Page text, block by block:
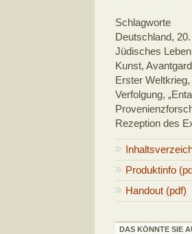
Schlagworte
Deutschland,
Jüdisches
Kunst,
Erster
Verfolgung,
Rezeption des
Produktinfo
Handout (pdf)
DAS KÖNNTE SIE